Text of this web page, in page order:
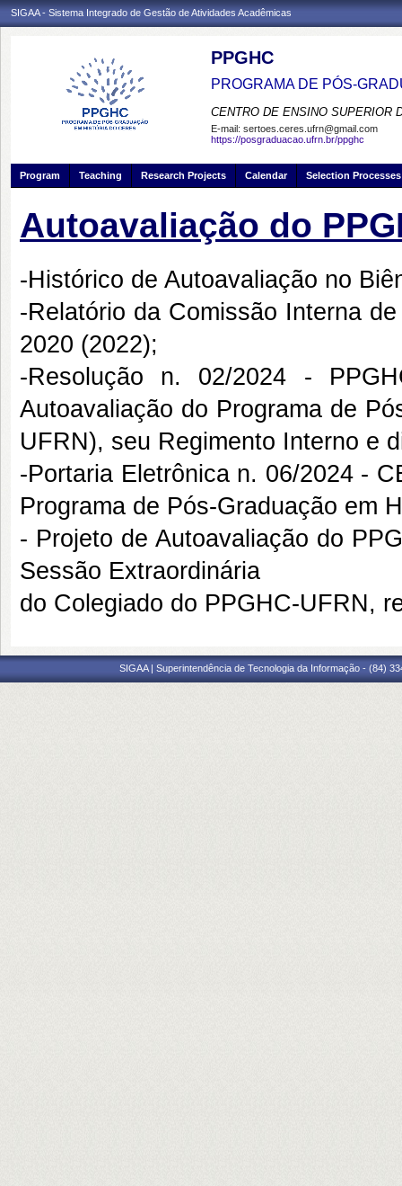
SIGAA - Sistema Integrado de Gestão de Atividades Acadêmicas
PPGHC
PROGRAMA DE PÓS-
CENTRO DE ENSINO SUPERIOR
E-mail: sertoes.ceres.ufrn@gmail.com
https://posgraduacao.ufrn.br/ppghc
Program Teaching Research Projects Calendar Selection Processes
Autoavaliação do
-Histórico de Autoavaliação no
-Relatório da Comissão Interna
2020 (2022);
-Resolução n. 02/2024 -
Autoavaliação do Programa de
UFRN), seu Regimento Interno e
-Portaria Eletrônica n. 06/2024 -
Programa de Pós-Graduação em
- Projeto de Autoavaliação do
Sessão Extraordinária
do Colegiado do PPGHC-UFRN,
SIGAA | Superintendência de Tecnologia da Informação - (84)